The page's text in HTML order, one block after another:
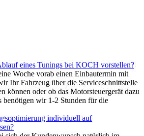
eines Tunings bei KOCH vorstellen?
Woche vorab einen Einbautermin mit
Ihr Fahrzeug über die Serviceschnittstelle
können oder ob das Motorsteuergerät dazu
benötigen wir 1-2 Stunden für die
individuell auf